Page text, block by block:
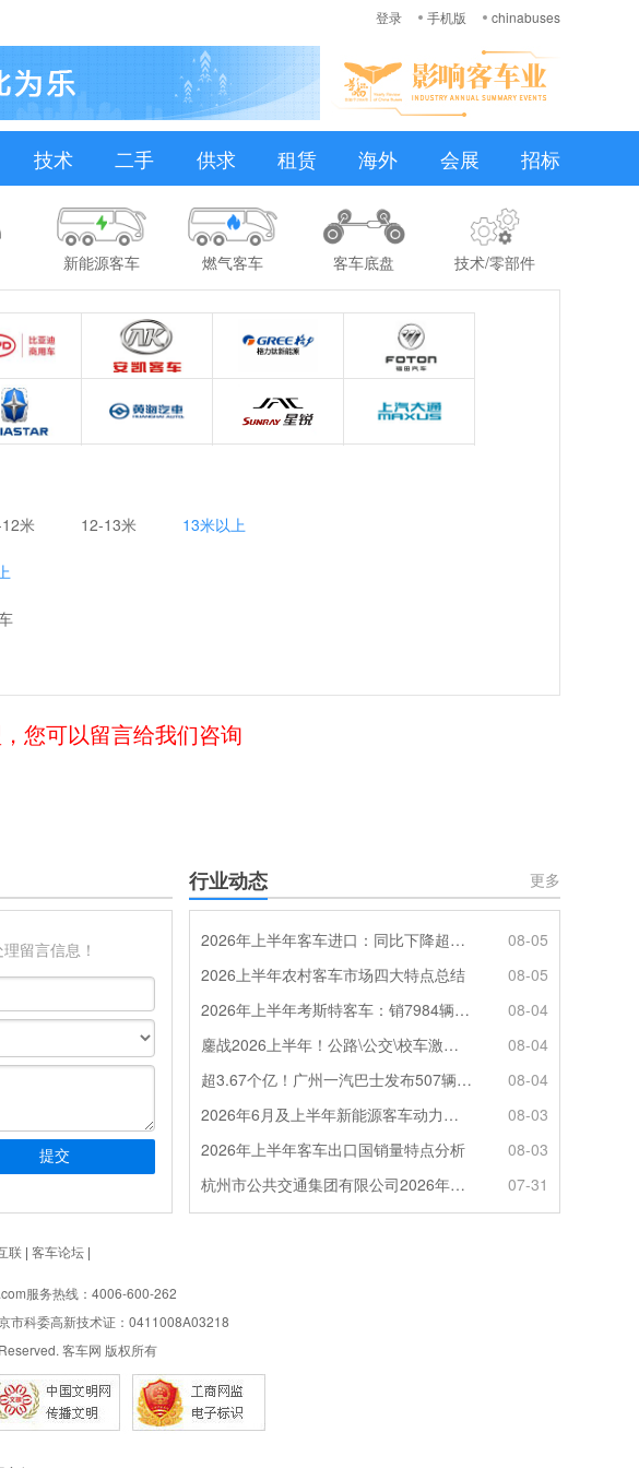
登录 手机版 chinabuses
技术 二手 供求 租赁 海外 会展 招标
新能源客车 燃气客车 客车底盘 技术/零部件
米 12-13米 13米以上
您可以留言给我们咨询
留言信息！
行业动态 更多
2026年上半年客车进口：同比下降超4成，轻客主体地位凸显
08-05
2026上半年农村客车市场四大特点总结
08-05
2026年上半年考斯特客车：销7984辆 6米领涨领跑 电动化提速
08-04
鏖战2026上半年！公路\公交\校车激烈角逐，谁问鼎赛道赢家?
08-04
超3.67个亿！广州一汽巴士发布507辆纯电动城市客车采购中标公告
08-04
2026年6月及上半年新能源客车动力电池装机量特点分析
08-03
2026年上半年客车出口国销量特点分析
08-03
杭州市公共交通集团有限公司2026年100辆纯电动城市客车采购招标公告
07-31
联| 客车论坛|
服务热线：4006-600-262
市科委高新技术证：0411008A03218
客车网 版权所有